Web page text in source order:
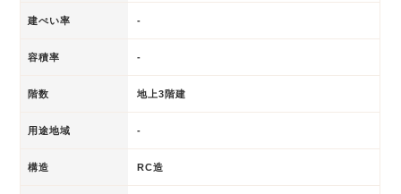
建ぺい率 -
容積率 -
階数 地上3階建
用途地域 -
構造 RC造